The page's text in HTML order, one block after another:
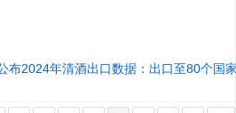
布2024年清酒出口数据：出口至80个国